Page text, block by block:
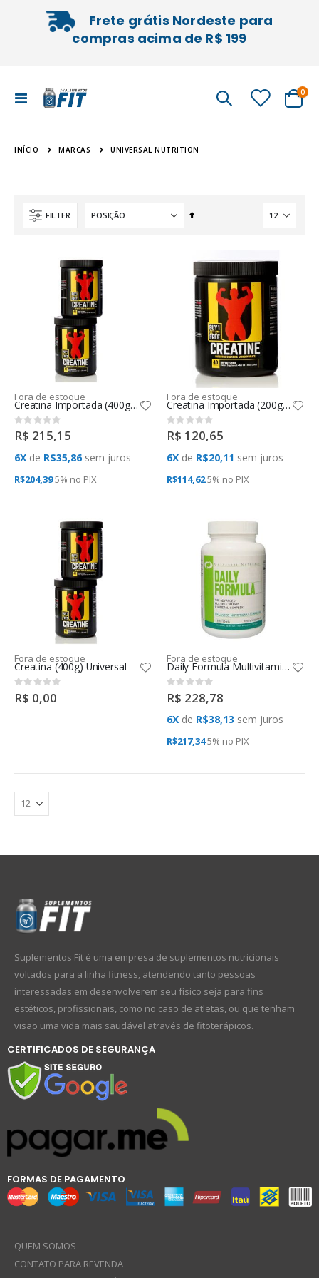
Frete grátis Nordeste para
compras acima de R$ 199
Alternar
Cart
0
INÍCIO MARCAS UNIVERSAL NUTRITION
FILTER
Definir
Fora de estoque
Creatina Importada (400g) Universal
Rating:
0%
R$ 215,15
6X de R$35,86 sem juros
R$204,395% no PIX
Fora de estoque
Creatina Importada (200g) Universal
Rating:
0%
R$ 120,65
6X de R$20,11 sem juros
R$114,625% no PIX
Fora de estoque
Creatina (400g) Universal
Rating:
0%
R$ 0,00
Fora de estoque
Daily Formula Multivitaminico 100Tabs Universal
Rating:
0%
R$ 228,78
6X de R$38,13 sem juros
R$217,345% no PIX
Suplementos Fit é uma empresa de suplementos nutricionais
voltados para a linha fitness, atendendo tanto pessoas
interessadas em desenvolverem seu físico seja para fins
estéticos, profissionais, como no caso de atletas, ou que tenham
visão uma vida mais saudável através de fitoterápicos.
CERTIFICADOS DE SEGURANÇA
FORMAS DE PAGAMENTO
QUEM SOMOS
CONTATO PARA REVENDA